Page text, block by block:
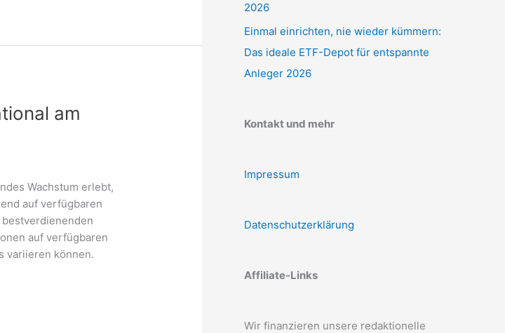
am
Wachstum erlebt,
auf verfügbaren
auf verfügbaren
variieren können.
2026
Einmal einrichten, nie wieder kümmern:
Das ideale ETF-Depot für entspannte
Anleger 2026
Kontakt und mehr
Impressum
Datenschutzerklärung
Affiliate-Links
Wir finanzieren unsere redaktionelle